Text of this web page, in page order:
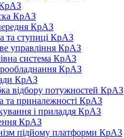
КрАЗ
КрАЗ
та ступиці КрАЗ
управління КрАЗ
система КрАЗ
КрАЗ
КрАЗ
відбору потужностей КрАЗ
та приналежності КрАЗ
і приладдя КрАЗ
КрАЗ
підйому платформи КрАЗ